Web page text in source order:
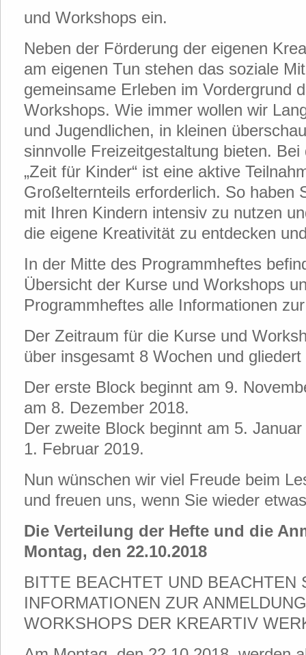
und Workshops ein.
Neben der Förderung der eigenen
am eigenen Tun stehen das soziale
gemeinsame Erleben im Vordergrund
Workshops. Wie immer wollen wir
und Jugendlichen, in kleinen
sinnvolle Freizeitgestaltung bieten.
„Zeit für Kinder“ ist eine aktive
Großelternteils erforderlich. So haben
mit Ihren Kindern intensiv zu nutzen
die eigene Kreativität zu entdecken
In der Mitte des Programmheftes
Übersicht der Kurse und Workshops
Programmheftes alle Informationen
Der Zeitraum für die Kurse und
über insgesamt 8 Wochen und
Der erste Block beginnt am 9.
am 8. Dezember 2018.
Der zweite Block beginnt am 5.
1. Februar 2019.
Nun wünschen wir viel Freude beim
und freuen uns, wenn Sie wieder
Die Verteilung der Hefte und die
Montag, den 22.10.2018
BITTE BEACHTET UND BEACHTEN
INFORMATIONEN ZUR
WORKSHOPS DER KREARTIV